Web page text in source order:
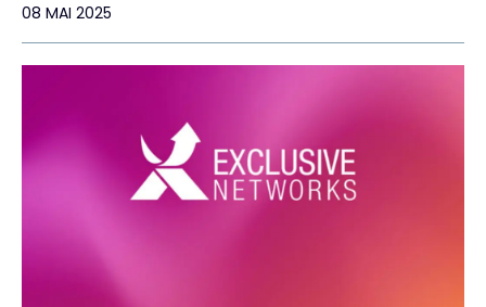
08 MAI 2025